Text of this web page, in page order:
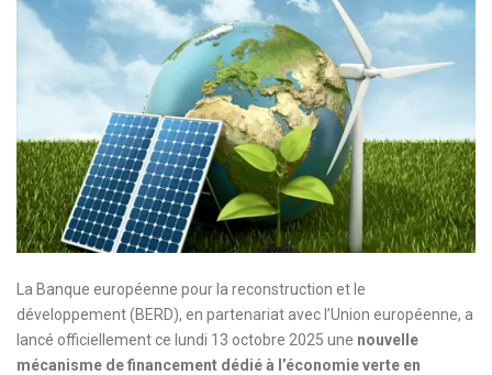
La Banque européenne pour la reconstruction et le
développement (BERD), en partenariat avec l’Union européenne, a
lancé officiellement ce lundi 13 octobre 2025 une nouvelle
mécanisme de financement dédié à l’économie verte en